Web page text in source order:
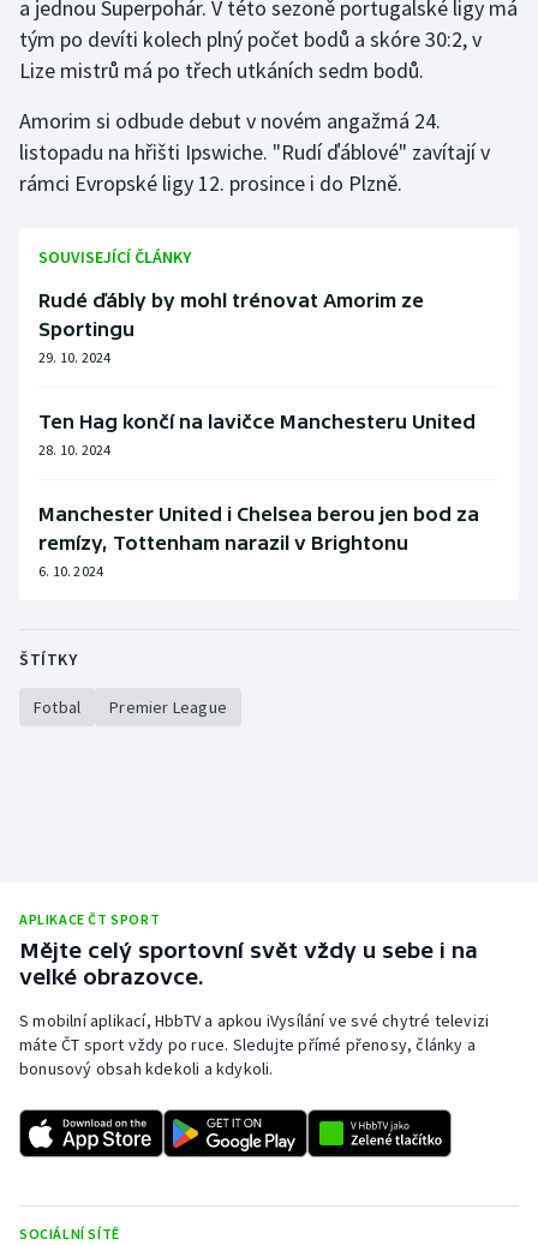
Rychlostní kanoistika
Sportovní střelba
Veslování
Volejbal
Ostatní
a jednou Superpohár. V této sezoně portugalské ligy má
tým po devíti kolech plný počet bodů a skóre 30:2, v
Lize mistrů má po třech utkáních sedm bodů.
Amorim si odbude debut v novém angažmá 24.
listopadu na hřišti Ipswiche. "Rudí ďáblové" zavítají v
rámci Evropské ligy 12. prosince i do Plzně.
SOUVISEJÍCÍ ČLÁNKY
Rudé ďábly by mohl trénovat Amorim ze
Sportingu
29. 10. 2024
Ten Hag končí na lavičce Manchesteru United
28. 10. 2024
Manchester United i Chelsea berou jen bod za
remízy, Tottenham narazil v Brightonu
6. 10. 2024
ŠTÍTKY
Fotbal Premier League
APLIKACE ČT SPORT
Mějte celý sportovní svět vždy u sebe i na
velké obrazovce.
S mobilní aplikací, HbbTV a apkou iVysílání ve své chytré televizi
máte ČT sport vždy po ruce. Sledujte přímé přenosy, články a
bonusový obsah kdekoli a kdykoli.
SOCIÁLNÍ SÍTĚ